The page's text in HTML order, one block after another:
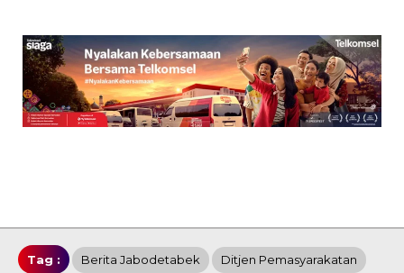
Tag : Berita Jabodetabek Ditjen Pemasyarakatan